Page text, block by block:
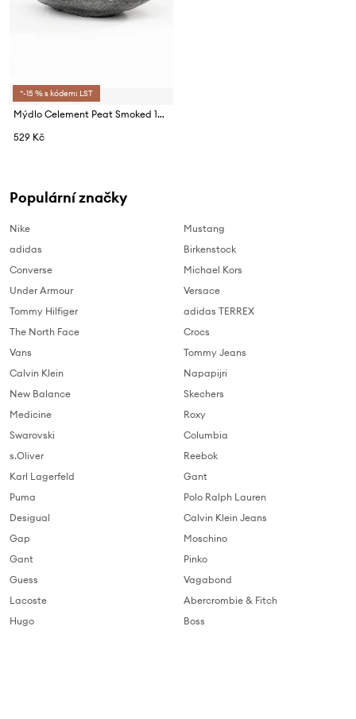
*-15 % s kódem: LST
Mýdlo Celement Peat Smoked 120 g
529 Kč
Populární značky
Nike
adidas
Converse
Under Armour
Tommy Hilfiger
The North Face
Vans
Calvin Klein
New Balance
Medicine
Swarovski
s.Oliver
Karl Lagerfeld
Puma
Desigual
Gap
Gant
Guess
Lacoste
Hugo
Mustang
Birkenstock
Michael Kors
Versace
adidas TERREX
Crocs
Tommy Jeans
Napapijri
Skechers
Roxy
Columbia
Reebok
Gant
Polo Ralph Lauren
Calvin Klein Jeans
Moschino
Pinko
Vagabond
Abercrombie & Fitch
Boss